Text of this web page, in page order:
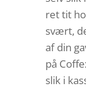
ret tit
svært,
af din
på
slik i